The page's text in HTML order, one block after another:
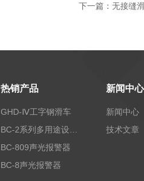
下一篇： 无接缝
热销产品
GHD-Ⅳ工字钢滑车
BC-809声光报警器
BC-8声光报警器
新闻中心
新闻中心
技术文章